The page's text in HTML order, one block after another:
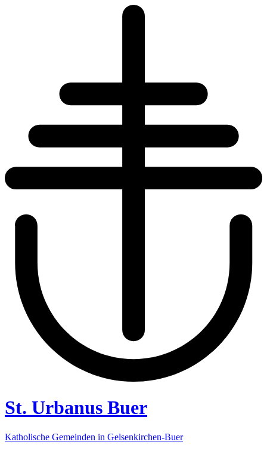
St. Urbanus Buer
Katholische Gemeinden in Gelsenkirchen-Buer